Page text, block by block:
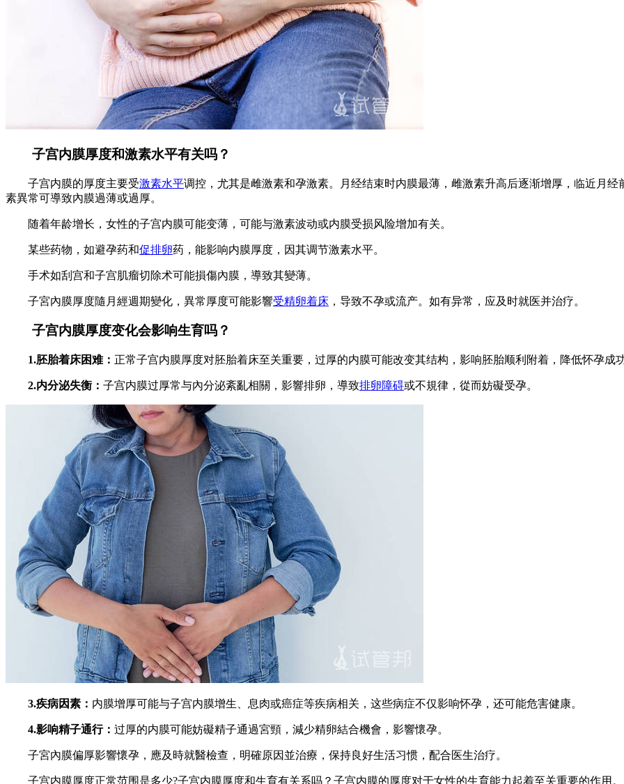
子宫内膜厚度和激素水平有关吗？
子宫内膜的厚度主要受激素水平调控，尤其是雌激素和孕激素。月经结束时内膜最薄，雌激素升高后逐渐增厚，临近月
素異常可導致內膜過薄或過厚。
随着年龄增长，女性的子宫内膜可能变薄，可能与激素波动或内膜受损风险增加有关。
某些药物，如避孕药和促排卵药，能影响内膜厚度，因其调节激素水平。
手术如刮宫和子宫肌瘤切除术可能損傷內膜，導致其變薄。
子宮內膜厚度隨月經週期變化，異常厚度可能影響受精卵着床 ，导致不孕或流产。如有异常，应及时就医并治疗。
子宫内膜厚度变化会影响生育吗？
1.胚胎着床困难： 正常子宫内膜厚度对胚胎着床至关重要，过厚的内膜可能改变其结构，影响胚胎顺利附着，降低怀孕成
2.内分泌失衡： 子宫内膜过厚常与內分泌紊亂相關，影響排卵，導致排卵障碍或不規律，從而妨礙受孕。
3.疾病因素： 内膜增厚可能与子宫内膜增生、息肉或癌症等疾病相关，这些病症不仅影响怀孕，还可能危害健康。
4.影响精子通行： 过厚的内膜可能妨礙精子通過宮頸，減少精卵結合機會，影響懷孕。
子宮內膜偏厚影響懷孕，應及時就醫檢查，明確原因並治療，保持良好生活习惯，配合医生治疗。
子宫内膜厚度正常范围是多少?子宫内膜厚度和生育有关系吗？子宫内膜的厚度对于女性的生育能力起着至关重要的作用